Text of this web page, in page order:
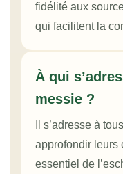
fidélité aux
qui facilitent la
À qui
messie ?
Il s’adresse à
approfondir leurs
essentiel de